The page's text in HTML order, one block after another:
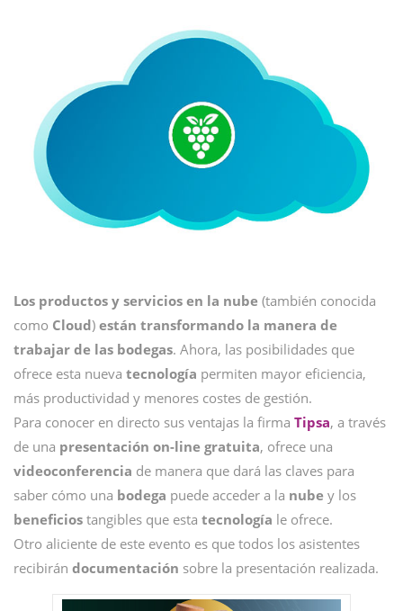
Los productos y servicios en la nube (también conocida
como Cloud) están transformando la manera de
trabajar de las bodegas. Ahora, las posibilidades que
ofrece esta nueva tecnología permiten mayor eficiencia,
más productividad y menores costes de gestión.
Para conocer en directo sus ventajas la firma Tipsa, a través
de una presentación on-line gratuita, ofrece una
videoconferencia de manera que dará las claves para
saber cómo una bodega puede acceder a la nube y los
beneficios tangibles que esta tecnología le ofrece.
Otro aliciente de este evento es que todos los asistentes
recibirán documentación sobre la presentación realizada.